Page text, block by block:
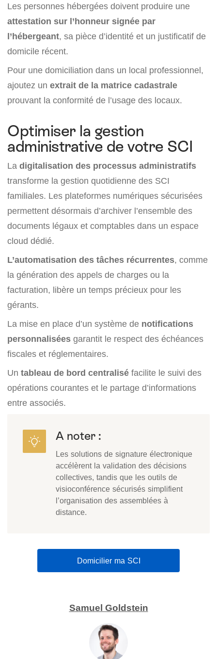
Les personnes hébergées doivent produire une
attestation sur l’honneur signée par
l’hébergeant, sa pièce d’identité et un justificatif de
domicile récent.
Pour une domiciliation dans un local professionnel,
ajoutez un extrait de la matrice cadastrale
prouvant la conformité de l’usage des locaux.
Optimiser la gestion
administrative de votre SCI
La digitalisation des processus administratifs
transforme la gestion quotidienne des SCI
familiales. Les plateformes numériques sécurisées
permettent désormais d’archiver l’ensemble des
documents légaux et comptables dans un espace
cloud dédié.
L’automatisation des tâches récurrentes, comme
la génération des appels de charges ou la
facturation, libère un temps précieux pour les
gérants.
La mise en place d’un système de notifications
personnalisées garantit le respect des échéances
fiscales et réglementaires.
Un tableau de bord centralisé facilite le suivi des
opérations courantes et le partage d’informations
entre associés.
A noter :
Les solutions de signature électronique
accélèrent la validation des décisions
collectives, tandis que les outils de
visioconférence sécurisés simplifient
l’organisation des assemblées à
distance.
Domicilier ma SCI
Samuel Goldstein